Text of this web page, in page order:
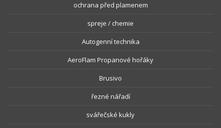
ochrana před plamenem
spreje / chemie
Autogenní technika
AeroFlam Propanové hořáky
Brusivo
řezné nářadí
svářečské kukly